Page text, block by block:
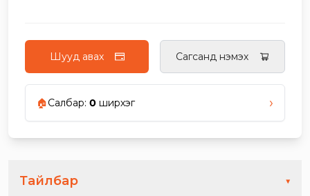
Шууд авах Сагсанд нэмэх
🏠Салбар: 0 ширхэг ›
Тайлбар ▼